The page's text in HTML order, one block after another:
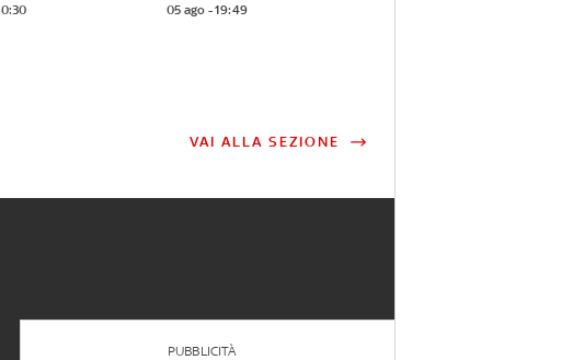
05 ago - 19:49
VAI ALLA SEZIONE
PUBBLICITÀ